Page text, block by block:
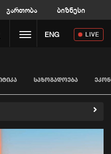
გართობა ბიზნესი
Toggle navigation
ENG LIVE
ᲡᲐᲖᲝᲒᲐᲓᲝᲔᲑᲐ